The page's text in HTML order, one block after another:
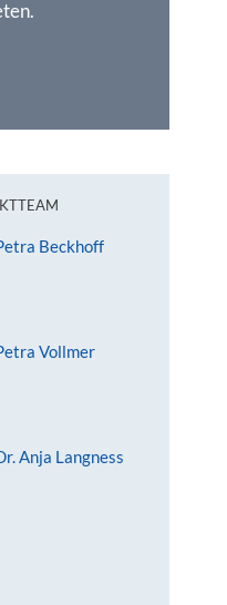
Beckhoff
Vollmer
Anja Langness